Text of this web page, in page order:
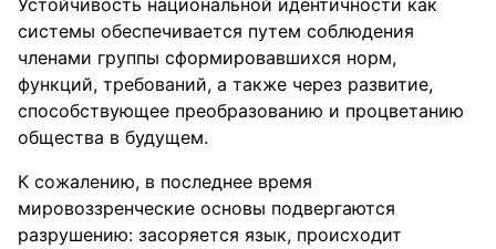
Устойчивость национальной идентичности как
системы обеспечивается путем соблюдения
членами группы сформировавшихся норм,
функций, требований, а также через развитие,
способствующее преобразованию и процветанию
общества в будущем.
К сожалению, в последнее время
мировоззренческие основы подвергаются
разрушению: засоряется язык, происходит